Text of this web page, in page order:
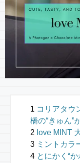
コリアタウ
橋の“きゅん”
love MINT
ミントカラ
とにかく“